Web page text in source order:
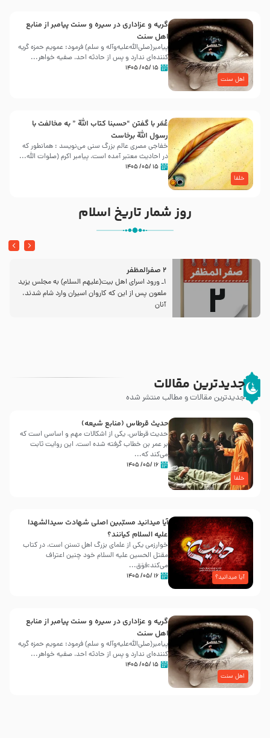
اهل سنت
گریه و عزاداری در سیره و سنت پیامبر از منابع
اهل سنت
پیامبر(صلی‌الله‌علیه‌وآله و سلم) فرمود: عمویم حمزه گریه
کننده‌ای ندارد و پس از حادثه احد، صفیه خواهر...
۱۵ /۰۵/ ۱۴۰۵
خلفا
عُمَر با گفتن “حسبنا كتاب اللّه ” به مخالفت با
رسول اللّه برخاست
خفاجی مصری عالم بزرگ سنی می‌نویسد : همانطور که
در احادیث معتبر آمده است، پیامبر اکرم (صلوات اللّه...
۱۵ /۰۵/ ۱۴۰۵
روز شمار تاریخ اسلام
2 صفرالمظفر
1ـ ورود اسراى اهل بیت‌(علیهم السلام) به مجلس یزید
ملعون پس از این كه كاروان اسیران وارد شام شدند،
آنان
جدیدترین مقالات
جدیدترین مقالات و مطالب منتشر شده
خلفا
حدیث قرطاس (منابع شیعه)
حدیث قرطاس، یکی از اشکالات مهم و اساسی است که
بر عمر بن خطاب گرفته شده است، این روایت ثابت
می‌کند که...
۱۶ /۰۵/ ۱۴۰۵
آیا میدانید؟
آیا میدانید مسبّبین اصلی شهادت سیدالشهدا
علیه ‌السلام کیانند؟
خوارزمی یکی از علمای بزرگ اهل تسنن است، در کتاب
مقتل الحسین علیه ‌السلام خود چنین اعتراف
می‌کند:فوَق...
۱۶ /۰۵/ ۱۴۰۵
اهل سنت
گریه و عزاداری در سیره و سنت پیامبر از منابع
اهل سنت
پیامبر(صلی‌الله‌علیه‌وآله و سلم) فرمود: عمویم حمزه گریه
کننده‌ای ندارد و پس از حادثه احد، صفیه خواهر...
۱۵ /۰۵/ ۱۴۰۵